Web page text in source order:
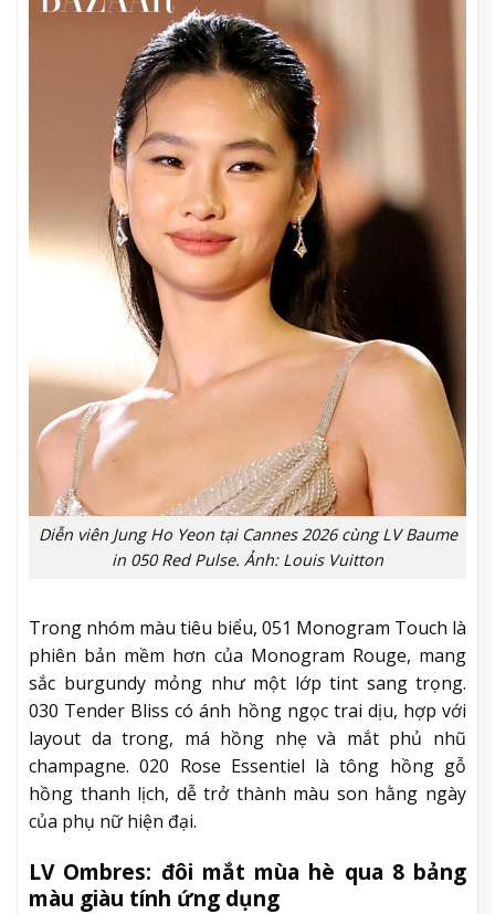
Diễn viên Jung Ho Yeon tại Cannes 2026 cùng LV Baume
in 050 Red Pulse. Ảnh: Louis Vuitton
Trong nhóm màu tiêu biểu, 051 Monogram Touch là
phiên bản mềm hơn của Monogram Rouge, mang
sắc burgundy mỏng như một lớp tint sang trọng.
030 Tender Bliss có ánh hồng ngọc trai dịu, hợp với
layout da trong, má hồng nhẹ và mắt phủ nhũ
champagne. 020 Rose Essentiel là tông hồng gỗ
hồng thanh lịch, dễ trở thành màu son hằng ngày
của phụ nữ hiện đại.
LV Ombres: đôi mắt mùa hè qua 8 bảng
màu giàu tính ứng dụng